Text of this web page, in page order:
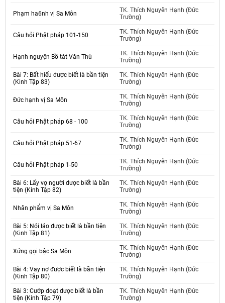
Phạm ha6nh vị Sa Môn
TK. Thích Nguyên Hạnh (Đức
Trường)
Câu hỏi Phật pháp 101-150
TK. Thích Nguyên Hạnh (Đức
Trường)
Hạnh nguyện Bồ tát Văn Thù
TK. Thích Nguyên Hạnh (Đức
Trường)
Bài 7: Bất hiếu được biết là bần tiện
(Kinh Tập 83)
TK. Thích Nguyên Hạnh (Đức
Trường)
Đức hạnh vị Sa Môn
TK. Thích Nguyên Hạnh (Đức
Trường)
Câu hỏi Phật pháp 68 - 100
TK. Thích Nguyên Hạnh (Đức
Trường)
Câu hỏi Phật pháp 51-67
TK. Thích Nguyên Hạnh (Đức
Trường)
Câu hỏi Phật pháp 1-50
TK. Thích Nguyên Hạnh (Đức
Trường)
Bài 6: Lấy vợ người được biết là bần
tiện (Kinh Tập 82)
TK. Thích Nguyên Hạnh (Đức
Trường)
Nhân phẩm vị Sa Môn
TK. Thích Nguyên Hạnh (Đức
Trường)
Bài 5: Nói láo được biết là bần tiện
(Kinh Tập 81)
TK. Thích Nguyên Hạnh (Đức
Trường)
Xứng gọi bậc Sa Môn
TK. Thích Nguyên Hạnh (Đức
Trường)
Bài 4: Vay nợ được biết là bần tiện
(Kinh Tập 80)
TK. Thích Nguyên Hạnh (Đức
Trường)
Bài 3: Cướp đoạt được biết là bần
tiện (Kinh Tập 79)
TK. Thích Nguyên Hạnh (Đức
Trường)